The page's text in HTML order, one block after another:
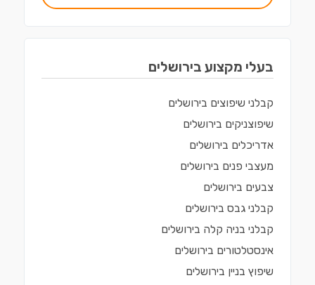
בעלי מקצוע בירושלים
קבלני שיפוצים בירושלים
שיפוצניקים בירושלים
אדריכלים בירושלים
מעצבי פנים בירושלים
צבעים בירושלים
קבלני גבס בירושלים
קבלני בניה קלה בירושלים
אינסטלטורים בירושלים
שיפוץ בניין בירושלים